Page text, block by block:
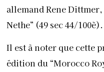
allemand Rene
Nethe” (49 sec 44/100è).
Il est à noter que cette
édition du “Morocco